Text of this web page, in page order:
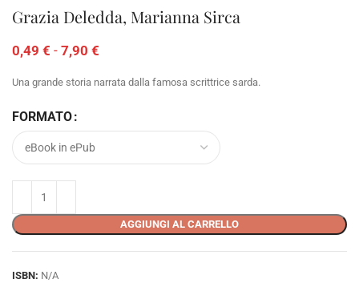
Grazia Deledda, Marianna Sirca
0,49 € - 7,90 €
Una grande storia narrata dalla famosa scrittrice sarda.
FORMATO
AGGIUNGI AL CARRELLO
ISBN: N/A